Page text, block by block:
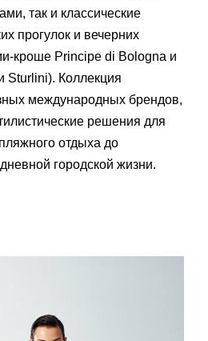
так и классические
прогулок и вечерних
кроше Principe di Bologna и
Sturlini). Коллекция
международных брендов,
решения для
отдыха до
городской жизни.